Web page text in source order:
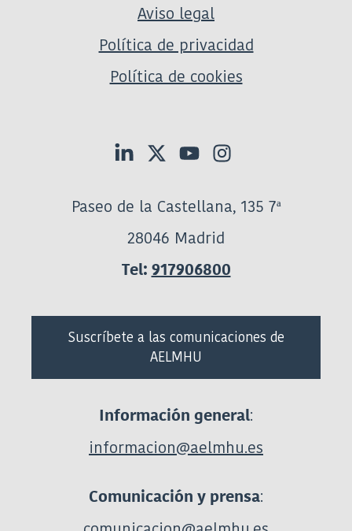
Aviso legal
Política de privacidad
Política de cookies
Paseo de la Castellana, 135 7ª
28046 Madrid
Tel: 917906800
Suscríbete a las comunicaciones de
AELMHU
Información general:
informacion@aelmhu.es
Comunicación y prensa: